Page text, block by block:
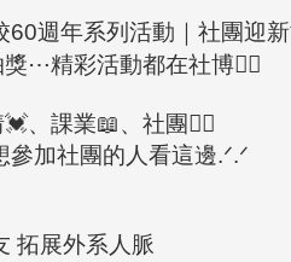
60週年系列活動｜社團迎
⋯精彩活動都在社博🤹‍♀️
、課業📖、社團🙋‍♂️
加社團的人看這邊.ᐟ.ᐟ
拓展外系人脈